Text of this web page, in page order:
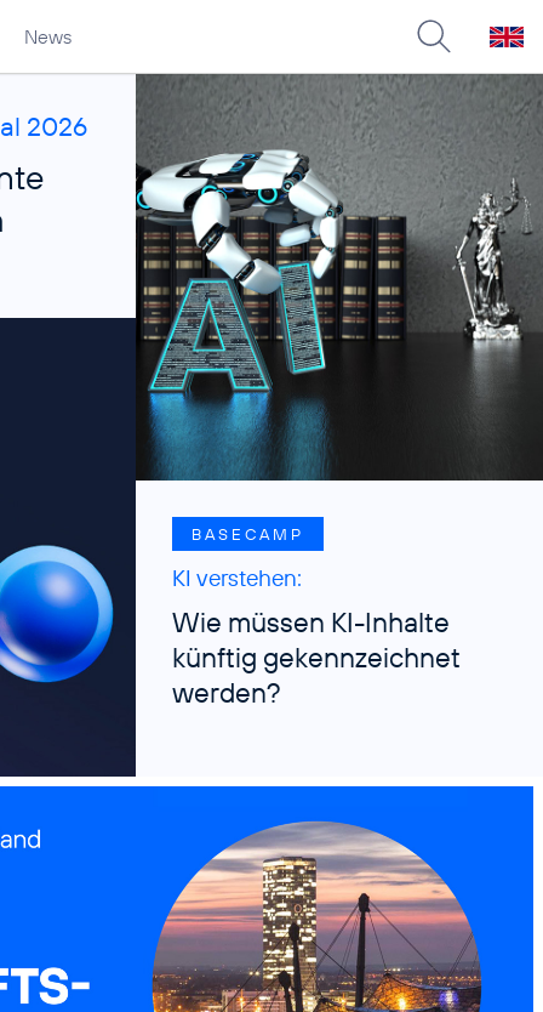
News
2026
BASECAMP
KI verstehen:
Wie müssen KI-Inhalte
künftig gekennzeichnet
werden?